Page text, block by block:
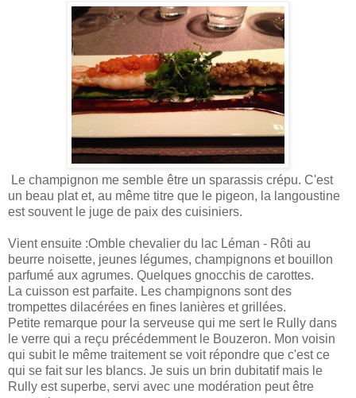
Le champignon me semble être un sparassis crépu. C'est
un beau plat et, au même titre que le pigeon, la langoustine
est souvent le juge de paix des cuisiniers.
Vient ensuite :Omble chevalier du lac Léman - Rôti au
beurre noisette, jeunes légumes, champignons et bouillon
parfumé aux agrumes. Quelques gnocchis de carottes.
La cuisson est parfaite. Les champignons sont des
trompettes dilacérées en fines lanières et grillées.
Petite remarque pour la serveuse qui me sert le Rully dans
le verre qui a reçu précédemment le Bouzeron. Mon voisin
qui subit le même traitement se voit répondre que c'est ce
qui se fait sur les blancs. Je suis un brin dubitatif mais le
Rully est superbe, servi avec une modération peut être